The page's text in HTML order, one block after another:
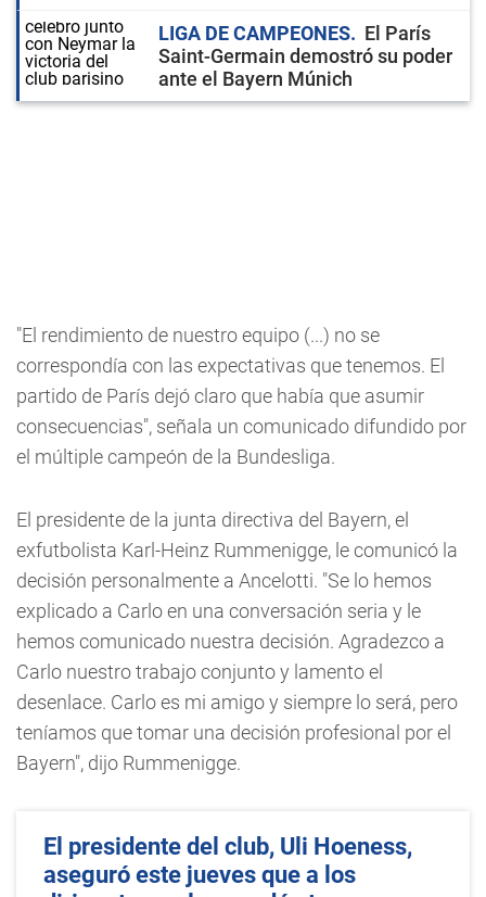
LIGA DE CAMPEONES
El París
Saint-Germain demostró su poder
ante el Bayern Múnich
"El rendimiento de nuestro equipo (...) no se
correspondía con las expectativas que tenemos. El
partido de París dejó claro que había que asumir
consecuencias", señala un comunicado difundido por
el múltiple campeón de la Bundesliga.
El presidente de la junta directiva del Bayern, el
exfutbolista Karl-Heinz Rummenigge, le comunicó la
decisión personalmente a Ancelotti. "Se lo hemos
explicado a Carlo en una conversación seria y le
hemos comunicado nuestra decisión. Agradezco a
Carlo nuestro trabajo conjunto y lamento el
desenlace. Carlo es mi amigo y siempre lo será, pero
teníamos que tomar una decisión profesional por el
Bayern", dijo Rummenigge.
El presidente del club, Uli Hoeness,
aseguró este jueves que a los